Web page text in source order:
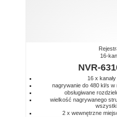
16-
NVR-
16 x
nagrywanie do 480 kl/s
obsługiwane
wielkość nagrywanego
2 x wewnętrzne